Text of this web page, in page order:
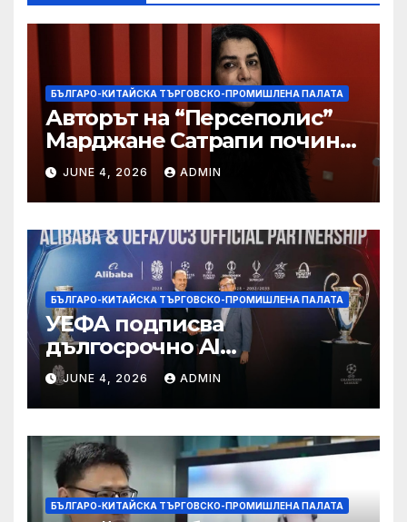
БЪЛГАРО-КИТАЙСКА ТЪРГОВСКО-ПРОМИШЛЕНА ПАЛАТА
Авторът на “Персеполис”
Марджане Сатрапи почина
“от тъга” на 56 години
JUNE 4, 2026 ADMIN
БЪЛГАРО-КИТАЙСКА ТЪРГОВСКО-ПРОМИШЛЕНА ПАЛАТА
УЕФА подписва
дългосрочно AI
партньорство с Alibaba
JUNE 4, 2026 ADMIN
БЪЛГАРО-КИТАЙСКА ТЪРГОВСКО-ПРОМИШЛЕНА ПАЛАТА